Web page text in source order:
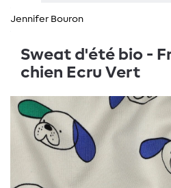
Jennifer Bouron
Sweat d'été bio -
chien Ecru Vert